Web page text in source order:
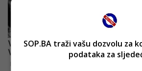
SOP.BA traži vašu dozvolu za
podataka za